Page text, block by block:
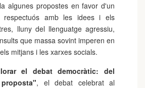
algunes propostes en favor d'un
respectuós amb les idees i els
lluny del llenguatge agressiu,
que massa sovint imperen en
mitjans i les xarxes socials.
el debat democràtic: del
, el debat celebrat al